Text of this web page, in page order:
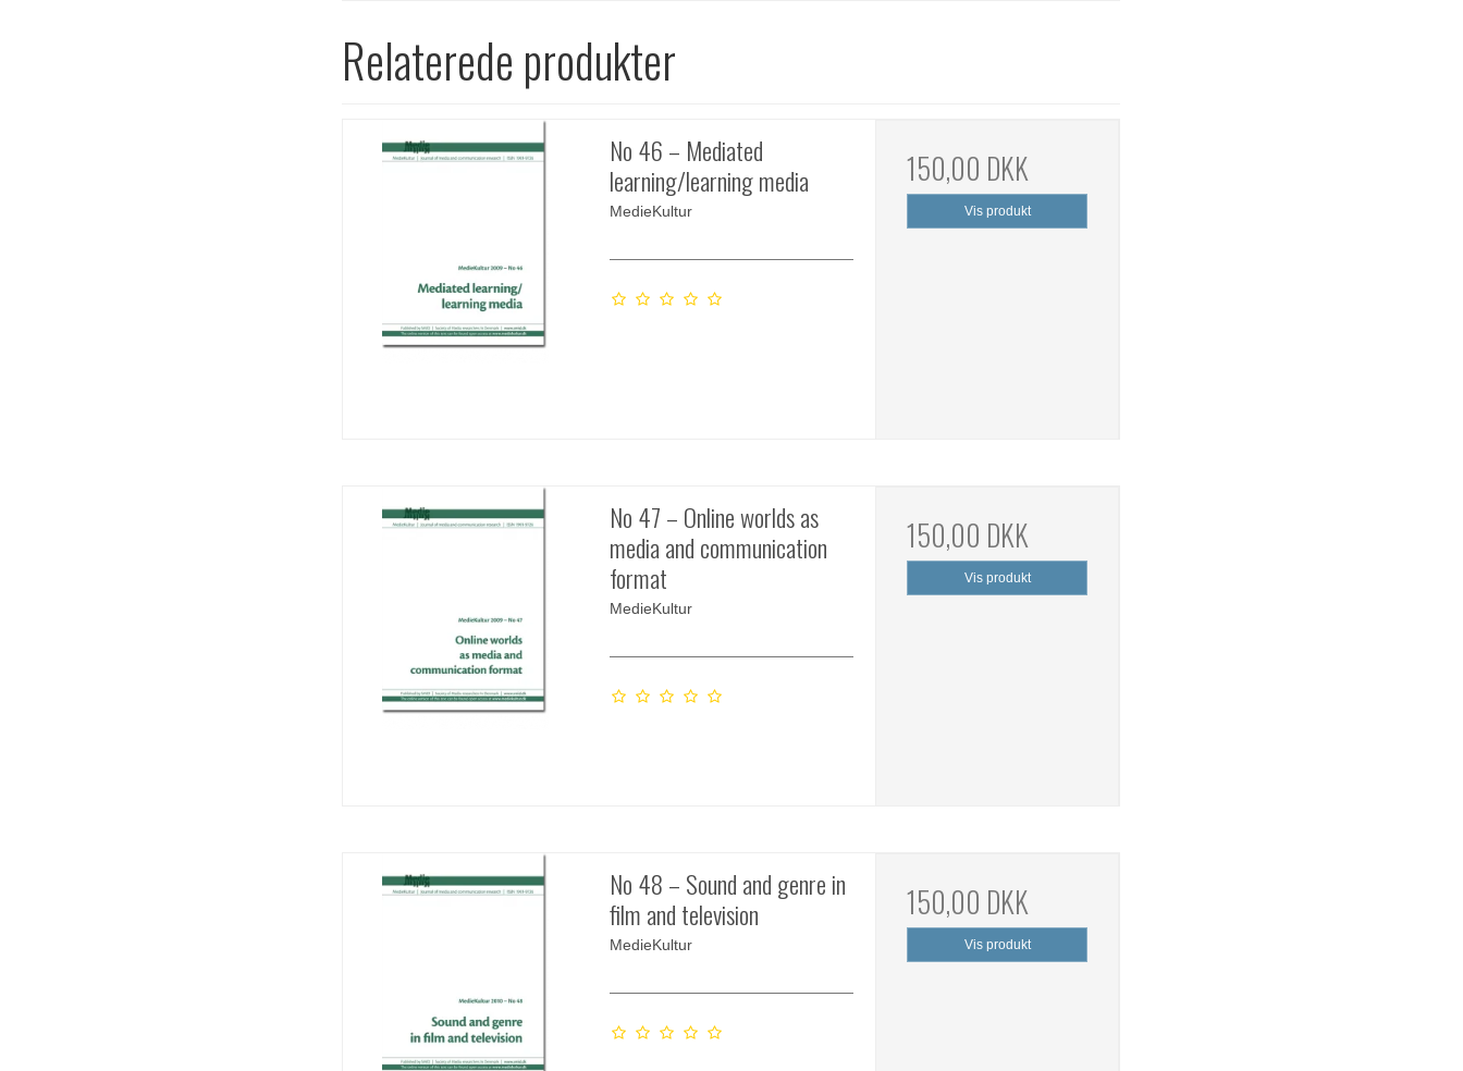
Relaterede produkter
No 46 – Mediated
learning/learning media
MedieKultur
150,00 DKK
Vis produkt
No 47 – Online worlds as
media and communication
format
MedieKultur
150,00 DKK
Vis produkt
No 48 – Sound and genre in
film and television
MedieKultur
150,00 DKK
Vis produkt